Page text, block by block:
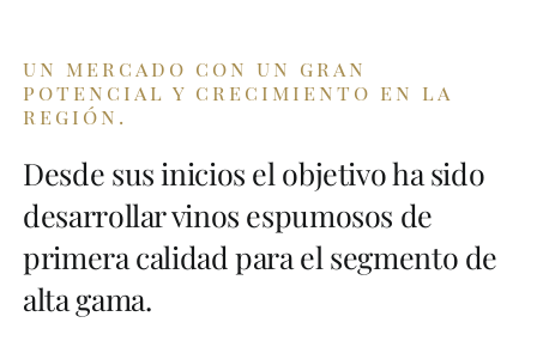
un mercado con un gran
potencial y crecimiento en la
región.
Desde sus inicios el objetivo ha sido
desarrollar vinos espumosos de
primera calidad para el segmento de
alta gama.